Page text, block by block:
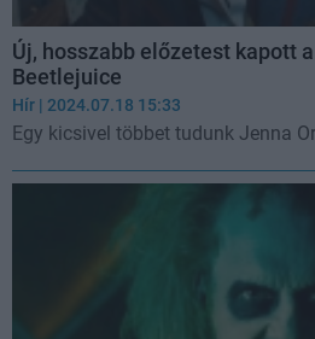
Új, hosszabb előzetest kapott
Beetlejuice
Hír | 2024.07.18 15:33
Egy kicsivel többet tudunk Jenna